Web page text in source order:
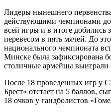
Лидеры нынешнего
действующими чемпионами
всей игры и в итоге добились
перевесом в пять мячей. До
национального чемпионата
Минске была зафиксирована
столичные армейцы выиграли
После 18 проведенных игр у
Брест» отстает на 5 баллов,
18 очков у гандболистов